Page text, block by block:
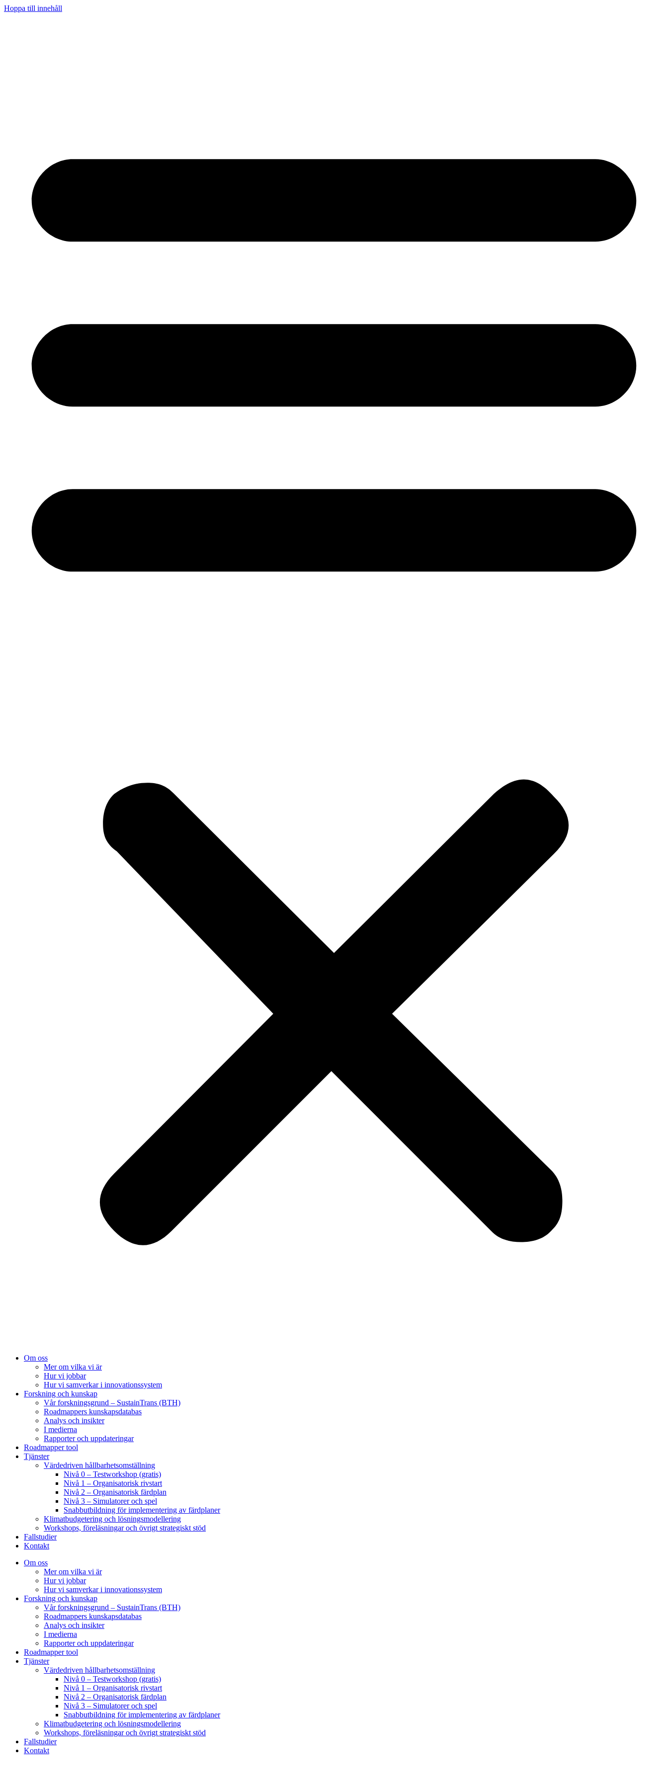
Hoppa till innehåll
Om oss
Mer om vilka vi är
Hur vi jobbar
Hur vi samverkar i innovationssystem
Forskning och kunskap
Vår forskningsgrund – SustainTrans (BTH)
Roadmappers kunskapsdatabas
Analys och insikter
I medierna
Rapporter och uppdateringar
Roadmapper tool
Tjänster
Värdedriven hållbarhetsomställning
Nivå 0 – Testworkshop (gratis)
Nivå 1 – Organisatorisk rivstart
Nivå 2 – Organisatorisk färdplan
Nivå 3 – Simulatorer och spel
Snabbutbildning för implementering av färdplaner
Klimatbudgetering och lösningsmodellering
Workshops, föreläsningar och övrigt strategiskt stöd
Fallstudier
Kontakt
Om oss
Mer om vilka vi är
Hur vi jobbar
Hur vi samverkar i innovationssystem
Forskning och kunskap
Vår forskningsgrund – SustainTrans (BTH)
Roadmappers kunskapsdatabas
Analys och insikter
I medierna
Rapporter och uppdateringar
Roadmapper tool
Tjänster
Värdedriven hållbarhetsomställning
Nivå 0 – Testworkshop (gratis)
Nivå 1 – Organisatorisk rivstart
Nivå 2 – Organisatorisk färdplan
Nivå 3 – Simulatorer och spel
Snabbutbildning för implementering av färdplaner
Klimatbudgetering och lösningsmodellering
Workshops, föreläsningar och övrigt strategiskt stöd
Fallstudier
Kontakt